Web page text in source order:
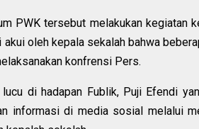
PWK tersebut melakukan kegiatan
oleh kepala sekalah bahwa
konfrensi Pers.
lucu di hadapan Fublik, Puji Efendi
informasi di media sosial melalui